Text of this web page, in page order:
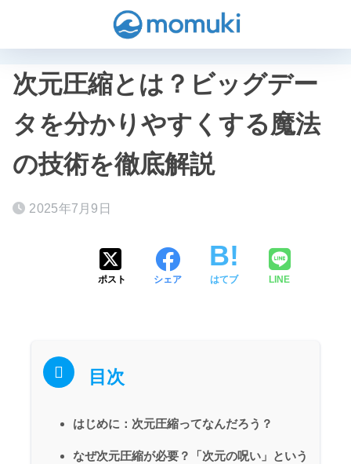
次元圧縮とは？ビッグデー
タを分かりやすくする魔法
の技術を徹底解説
2025年7月9日
ポスト シェア はてブ LINE
目次
はじめに：次元圧縮ってなんだろう？
なぜ次元圧縮が必要？「次元の呪い」という